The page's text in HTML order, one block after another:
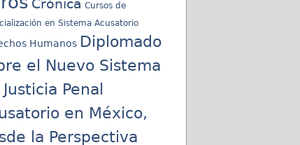
Crónica Cursos de
en Sistema Acusatorio
Humanos Diplomado
el Nuevo Sistema
Penal
en México,
la Perspectiva